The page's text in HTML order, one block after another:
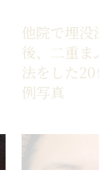
他院で埋没
後、二重ま
法をした20
例写真